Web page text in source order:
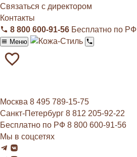
Связаться с директором
Контакты
8 800 600‑91‑56 Бесплатно по РФ
Меню
Москва 8 495 789‑15‑75
Санкт-Петербург 8 812 205‑92‑22
Бесплатно по РФ 8 800 600‑91‑56
Мы в соцсетях